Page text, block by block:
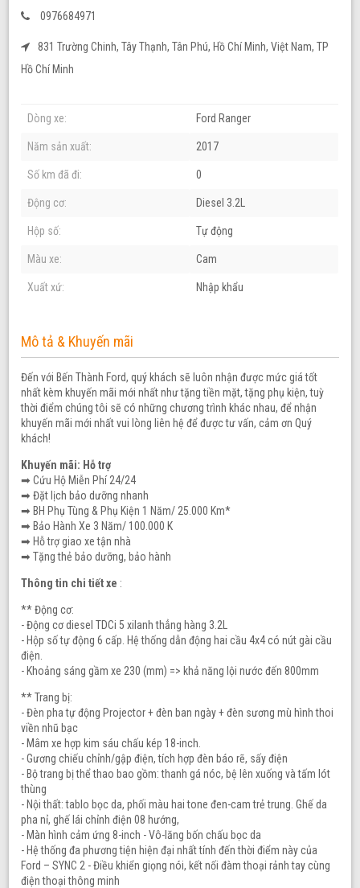
0976684971
831 Trường Chinh, Tây Thạnh, Tân Phú, Hồ Chí Minh, Việt Nam, TP
Hồ Chí Minh
Dòng xe: Ford Ranger
Năm sản xuất: 2017
Số km đã đi: 0
Động cơ: Diesel 3.2L
Hộp số: Tự động
Màu xe: Cam
Xuất xứ: Nhập khẩu
Mô tả & Khuyến mãi
Đến với Bến Thành Ford, quý khách sẽ luôn nhận được mức giá tốt
nhất kèm khuyến mãi mới nhất như tặng tiền mặt, tặng phụ kiện, tuỳ
thời điểm chúng tôi sẽ có những chương trình khác nhau, để nhận
khuyến mãi mới nhất vui lòng liên hệ để được tư vấn, cảm ơn Quý
khách!
Khuyến mãi: Hỗ trợ
➡ Cứu Hộ Miễn Phí 24/24
➡ Đặt lịch bảo dưỡng nhanh
➡ BH Phụ Tùng & Phụ Kiện 1 Năm/ 25.000 Km*
➡ Bảo Hành Xe 3 Năm/ 100.000 K
➡ Hỗ trợ giao xe tận nhà
➡ Tặng thẻ bảo dưỡng, bảo hành
Thông tin chi tiết xe :
** Động cơ:
- Động cơ diesel TDCi 5 xilanh thẳng hàng 3.2L
- Hộp số tự động 6 cấp. Hệ thống dẫn động hai cầu 4x4 có nút gài cầu
điện.
- Khoảng sáng gầm xe 230 (mm) => khả năng lội nước đến 800mm
** Trang bị:
- Đèn pha tự động Projector + đèn ban ngày + đèn sương mù hình thoi
viền nhũ bạc
- Mâm xe hợp kim sáu chấu kép 18-inch.
- Gương chiếu chỉnh/gập điện, tích hợp đèn báo rẽ, sấy điện
- Bộ trang bị thể thao bao gồm: thanh gá nóc, bệ lên xuống và tấm lót
thùng
- Nội thất: tablo bọc da, phối màu hai tone đen-cam trẻ trung. Ghế da
pha nỉ, ghế lái chỉnh điện 08 hướng,
- Màn hình cảm ứng 8-inch - Vô-lăng bốn chấu bọc da
- Hệ thống đa phương tiện hiện đại nhất tính đến thời điểm này của
Ford – SYNC 2 - Điều khiển giọng nói, kết nối đàm thoại rảnh tay cùng
điện thoại thông minh